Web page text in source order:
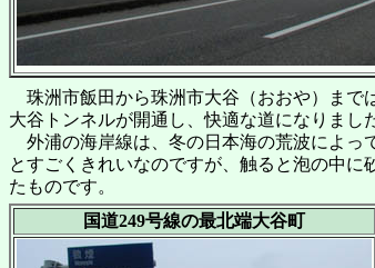
珠洲市飯田から珠洲市大谷（おおや）まで
大谷トンネルが開通し、快適な道になりまし
外浦の海岸線は、冬の日本海の荒波によっ
とすごくきれいなのですが、触ると泡の中
たものです。
国道249号線の最北端大谷町